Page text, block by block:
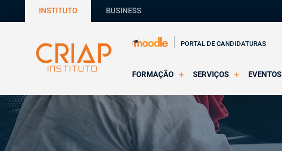
INSTITUTO BUSINESS
PORTAL DE CANDIDATURAS
FORMAÇÃO
Presencial
Todas as Formações
SERVIÇOS
Consultas
Estágios
CRIAP Edições
EVENTOS